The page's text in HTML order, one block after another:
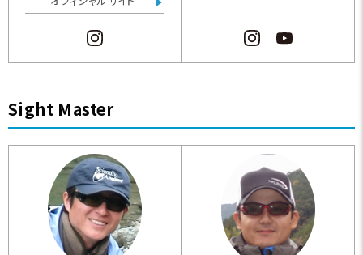
2025 MLF ELITE Champion
Sight Master